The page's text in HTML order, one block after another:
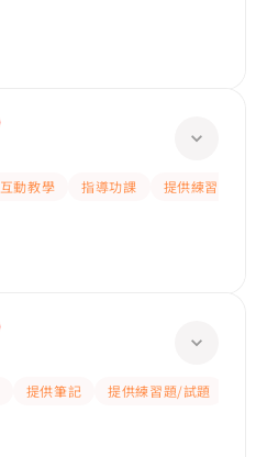
互動教學 指導功課
提供練習題/試題
提供筆記 提供練習題/試題